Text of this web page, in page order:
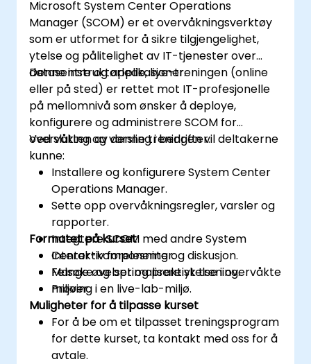
Microsoft System Center Operations
Manager (SCOM) er et overvåkningsverktøy
som er utformet for å sikre tilgjengelighet,
ytelse og pålitelighet av IT-tjenester over
datasentre og applikasjoner.
Denne instruktørlede, live-treningen (online
eller på sted) er rettet mot IT-profesjonelle
på mellomnivå som ønsker å deploye,
konfigurere og administrere SCOM for
overvåking og varsling i bedrifter.
Ved slutten av denne treningen vil deltakerne
kunne:
Installere og konfigurere System Center
Operations Manager.
Sette opp overvåkningsregler, varsler og
rapporter.
Integtere SCOM med andre System
Center-komponenter.
Felsøke og optimalisere ytelse i overvåkte
miljøer.
Formatet på kurset
Interaktiv forelesning og diskusjon.
Mange øvelser og praktisk trening.
Prøving i en live-lab-miljø.
Muligheter for å tilpasse kurset
For å be om et tilpasset treningsprogram
for dette kurset, ta kontakt med oss for å
avtale.